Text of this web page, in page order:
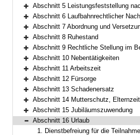
Bereich erweitern
Abschnitt 5 Leistungsfeststellung nach Art. 30, 66
Bereich erweitern
Abschnitt 6 Laufbahnrechtlicher Nachteilsausgleich für Zeiten
Bereich erweitern
Abschnitt 7 Abordnung und
Bereich erweitern
Abschnitt 8 Ruhestand
Bereich erweitern
Abschnitt 9 Rechtliche Stellung im
Bereich erweitern
Abschnitt 10 Nebentätigkeiten
Bereich erweitern
Abschnitt 11 Arbeitszeit
Bereich erweitern
Abschnitt 12 Fürsorge
Bereich erweitern
Abschnitt 13 Schadenersatz
Bereich erweitern
Abschnitt 14 Mutterschutz, Elternzeit, Schwerbehinderung,
Bereich erweitern
Abschnitt 15 Jubiläumszuwendung
Bereich reduzieren
Abschnitt 16 Urlaub
1. Dienstbefreiung für die Teilnahme an